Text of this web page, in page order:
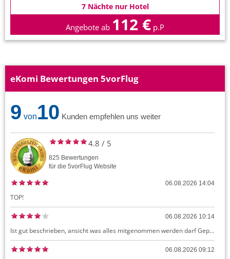
7 Nächte nur Hotel
Angebote ab 112 € p.P
eKomi Bewertungen 5vorFlug
9 von10 Kunden empfehlen uns weiter
4.8 / 5
825 Bewertungen
für die 5vorFlug Website
06.08.2026 14:04
TOP!
06.08.2026 10:14
Ist gut beschrieben, ansicht was alles mitgenommen werden darf Gepäck dürfte auch kostenloses Handgepäck umfassen, ansonsten sehr easy zu machen
06.08.2026 09:12